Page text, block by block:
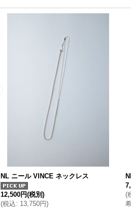
NL ニール VINCE ネックレス
12,500円(税別)
(税込: 13,750円)
(